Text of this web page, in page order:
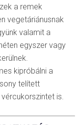
a remek
vegetáriánusnak
valamit a
egyszer vagy
kipróbálni a
telített
is.